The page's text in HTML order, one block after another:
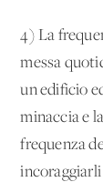
4) La
messa
un edificio
minaccia e
frequenza